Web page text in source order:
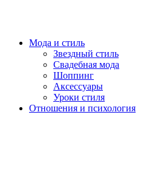
Мода и стиль
Звездный стиль
Свадебная мода
Шоппинг
Аксессуары
Уроки стиля
Отношения и психология